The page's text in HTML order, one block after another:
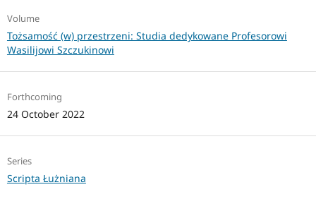
Volume
Tożsamość (w) przestrzeni: Studia dedykowane Profesorowi
Wasilijowi Szczukinowi
Forthcoming
24 October 2022
Series
Scripta Łużniana